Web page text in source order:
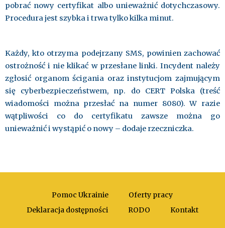
pobrać nowy certyfikat albo unieważnić dotychczasowy.
Procedura jest szybka i trwa tylko kilka minut.
Każdy, kto otrzyma podejrzany SMS, powinien zachować
ostrożność i nie klikać w przesłane linki. Incydent należy
zgłosić organom ścigania oraz instytucjom zajmującym
się cyberbezpieczeństwem, np. do CERT Polska (treść
wiadomości można przesłać na numer 8080). W razie
wątpliwości co do certyfikatu zawsze można go
unieważnić i wystąpić o nowy – dodaje rzeczniczka.
Pomoc Ukrainie
Oferty pracy
Deklaracja dostępności
RODO Kontakt